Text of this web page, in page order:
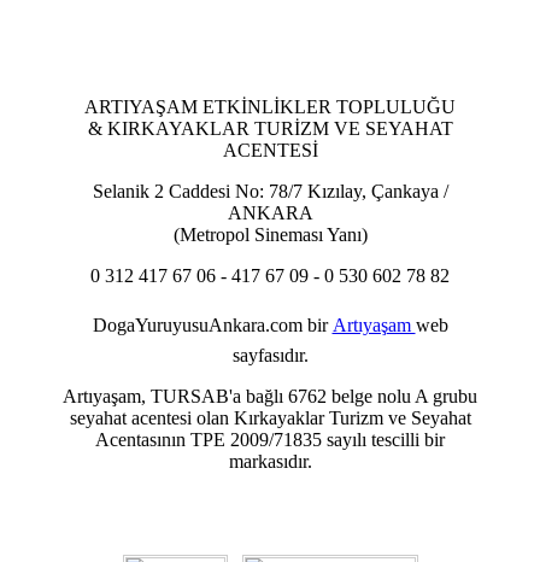
ARTIYAŞAM ETKİNLİKLER TOPLULUĞU
& KIRKAYAKLAR TURİZM VE SEYAHAT
ACENTESİ
Selanik 2 Caddesi No: 78/7 Kızılay, Çankaya /
ANKARA
(Metropol Sineması Yanı)
0 312 417 67 06 - 417 67 09 - 0 530 602 78 82
DogaYuruyusuAnkara.com bir Artıyaşam web
sayfasıdır.
Artıyaşam, TURSAB'a bağlı 6762 belge nolu A grubu
seyahat acentesi olan Kırkayaklar Turizm ve Seyahat
Acentasının TPE 2009/71835 sayılı tescilli bir
markasıdır.